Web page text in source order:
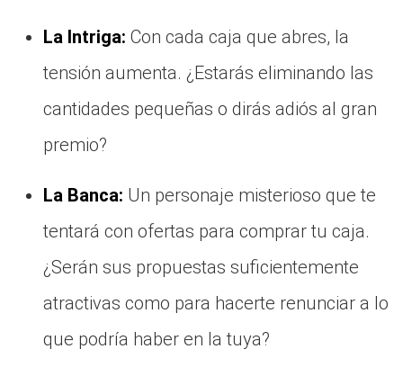
La Intriga: Con cada caja que abres, la
tensión aumenta. ¿Estarás eliminando las
cantidades pequeñas o dirás adiós al gran
premio?
La Banca: Un personaje misterioso que te
tentará con ofertas para comprar tu caja.
¿Serán sus propuestas suficientemente
atractivas como para hacerte renunciar a lo
que podría haber en la tuya?